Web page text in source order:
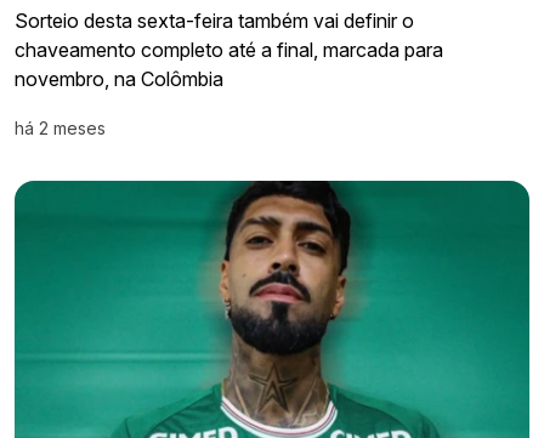
Sorteio desta sexta-feira também vai definir o
chaveamento completo até a final, marcada para
novembro, na Colômbia
há 2 meses